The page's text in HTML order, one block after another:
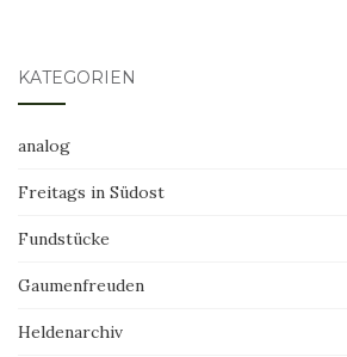
KATEGORIEN
analog
Freitags in Südost
Fundstücke
Gaumenfreuden
Heldenarchiv